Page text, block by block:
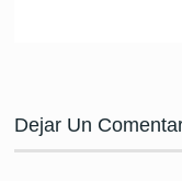
Dejar Un